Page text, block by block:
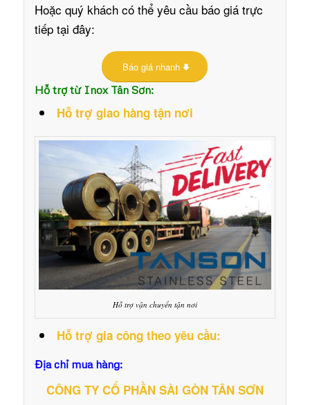
Hoặc quý khách có thể yêu cầu báo giá trực
tiếp tại đây:
Báo giá nhanh
Hỗ trợ từ Inox Tân Sơn:
Hỗ trợ giao hàng tận nơi
Hỗ trợ vận chuyển tận nơi
Hỗ trợ gia công theo yêu cầu:
Địa chỉ mua hàng:
CÔNG TY CỔ PHẦN SÀI GÒN TÂN SƠN